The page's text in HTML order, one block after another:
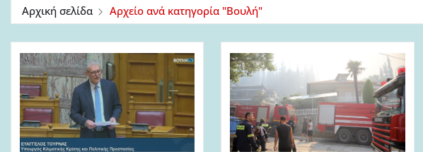
Αρχική σελίδα Αρχείο ανά κατηγορία "Βουλή"